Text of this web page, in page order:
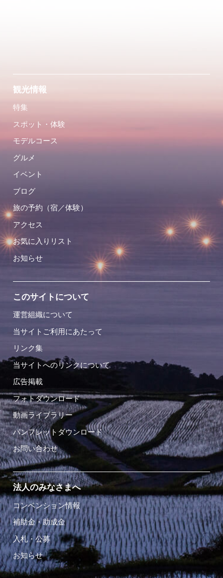
観光情報
特集
スポット・体験
モデルコース
グルメ
イベント
ブログ
旅の予約（宿／体験）
アクセス
お気に入りリスト
お知らせ
このサイトについて
運営組織について
当サイトご利用にあたって
リンク集
当サイトへのリンクについて
広告掲載
フォトダウンロード
動画ライブラリー
パンフレットダウンロード
お問い合わせ
法人のみなさまへ
コンベンション情報
補助金・助成金
入札・公募
お知らせ